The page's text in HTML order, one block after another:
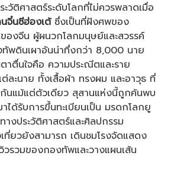
วัติศาสตร์ระดับโลกที่ไม่ควรพลาดเมื่อ
จิ๋นซีฮ่องเต้ซึ่งเป็นที่ฝังศพของ
องจีน ผู้ผนวกโลกมนุษย์และสวรรค์
ทัพดินเผาอันน่าทึ่งกว่า 8,000 นาย
าตื่นใจคือ ความประณีตและราย
ละนาย ทั้งเสื้อผ้า ทรงผม และอาวุธ ที่
นแม้แต่ตัวเดียว สุสานแห่งนี้ถูกค้นพบ
ได้รับการขึ้นทะเบียนเป็น มรดกโลกยู
งประวัติศาสตร์และศิลปกรรม
ยวยังสามารถ เดินชมโรงจัดแสดง
วรวมของกองทัพและวางแผนเส้น